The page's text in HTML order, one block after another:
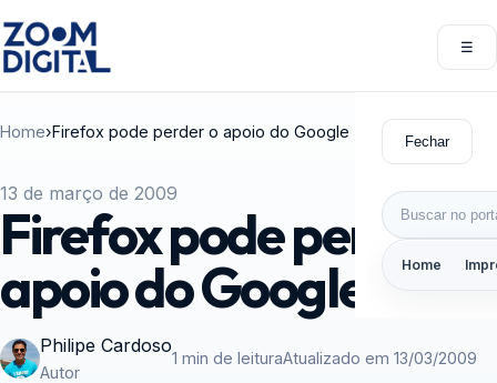
☰
Fechar
Buscar por:
Home
Home›Firefox pode perder o apoio do Google
13 de março de 2009
Firefox pode perder o
apoio do Google
Philipe Cardoso
Autor
1 min de leituraAtualizado em 13/03/2009